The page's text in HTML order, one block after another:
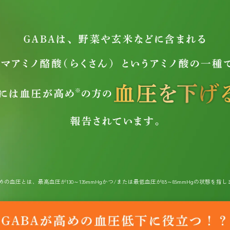
血圧とは、最高血圧が130～139mmHgかつ/または最低血圧が85～89mmHgの状態を指し